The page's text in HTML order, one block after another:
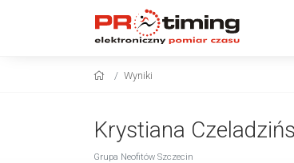
Wyniki
Krystiana
Grupa Neofitów Szczecin